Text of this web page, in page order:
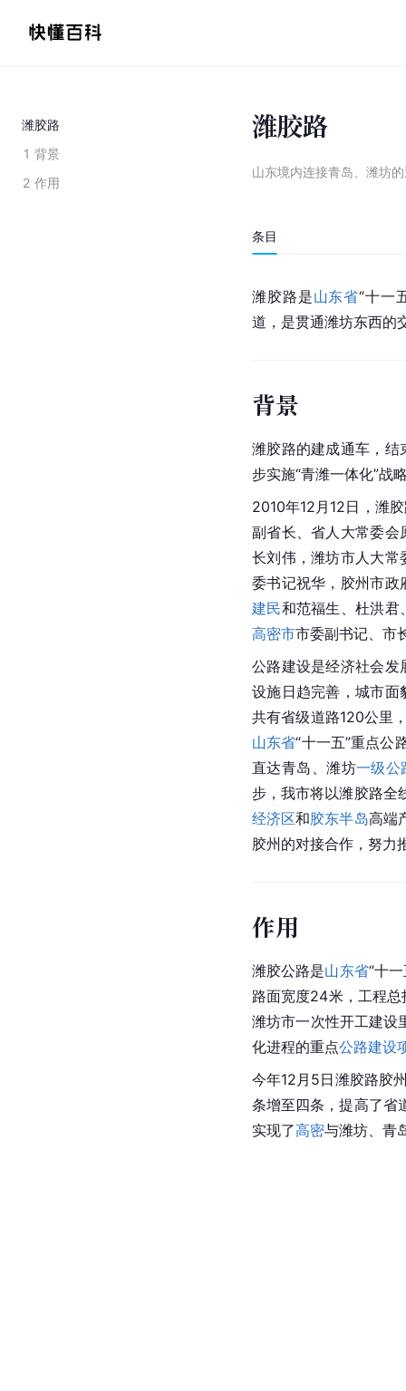
潍胶路
1 背景
2 作用
潍胶路
山东境内连接青岛、潍坊
条目
潍胶路是山东省“十一
道，是贯通潍坊东西的
背景
潍胶路的建成通车，结
步实施“青潍一体化”战
2010年12月12日，潍
副省长、省人大常委
长刘伟，潍坊市人大
委书记祝华 ，胶州市
建民和范福生 、杜洪
高密市市委副书记、市
公路建设是经济社会
设施日趋完善，城市面
共有省级道路120公里
山东省“十一五”重点公
直达青岛、潍坊一级公
步，我市将以潍胶路全
经济区和胶东半岛高端
胶州的对接合作，努力
作用
潍胶公路是山东省“十
路面宽度24米，工程
潍坊市一次性开工建设
化进程的重点公路建设
今年12月5日潍胶路胶
条增至四条，提高了省
实现了高密与潍坊、青